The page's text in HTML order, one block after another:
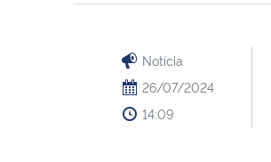
Notícia
26/07/2024
14:09